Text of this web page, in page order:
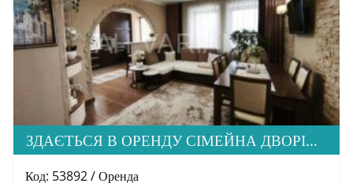
ЗДАЄТЬСЯ В ОРЕНДУ СІМЕЙНА ДВОРІВНЕВА КВАРТИРА В М. УЖГОРОД
Код: 53892 / Оренда